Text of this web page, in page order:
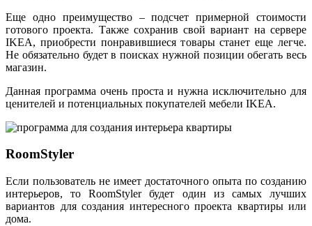
Еще одно преимущество – подсчет примерной стоимости
готового проекта. Также сохранив свой вариант на сервере
IKEA, приобрести понравившиеся товары станет еще легче.
Не обязательно будет в поисках нужной позиции обегать весь
магазин.
Данная программа очень проста и нужна исключительно для
ценителей и потенциальных покупателей мебели IKEA.
RoomStyler
Если пользователь не имеет достаточного опыта по созданию
интерьеров, то RoomStyler будет один из самых лучших
вариантов для создания интересного проекта квартиры или
дома.